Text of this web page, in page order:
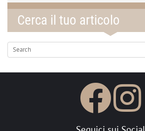
Cerca il tuo articolo